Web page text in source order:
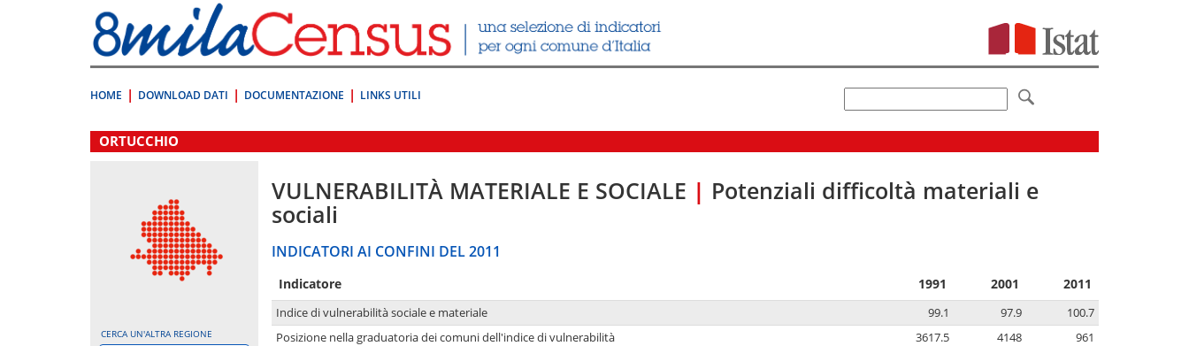
direttamente
a:
Contenuto
HOME DOWNLOAD DATI DOCUMENTAZIONE LINKS UTILI
.
ORTUCCHIO
CERCA UN'ALTRA REGIONE
VULNERABILITÀ MATERIALE E SOCIALE | Potenziali difficoltà materiali e
sociali
INDICATORI AI CONFINI DEL 2011
Indicatore 1991 2001 2011
Indice di vulnerabilità sociale e materiale 99.1 97.9
100.7
Posizione nella graduatoria dei comuni dell'indice di vulnerabilità
3617.5 4148
961